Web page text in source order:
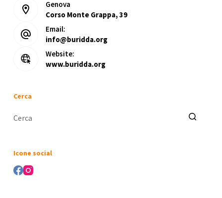
Genova
Corso Monte Grappa, 39
Email:
info@buridda.org
Website:
www.buridda.org
Cerca
Icone social